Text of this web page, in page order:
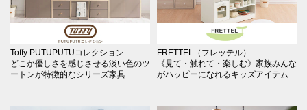
Toffy PUTUPUTUコレクション
どこか優しさを感じさせる淡い色のツ
ートンが特徴的なシリーズ家具
FRETTEL（フレッテル）
《見て・触れて・楽しむ》家族みんな
がハッピーになれるキッズアイテム